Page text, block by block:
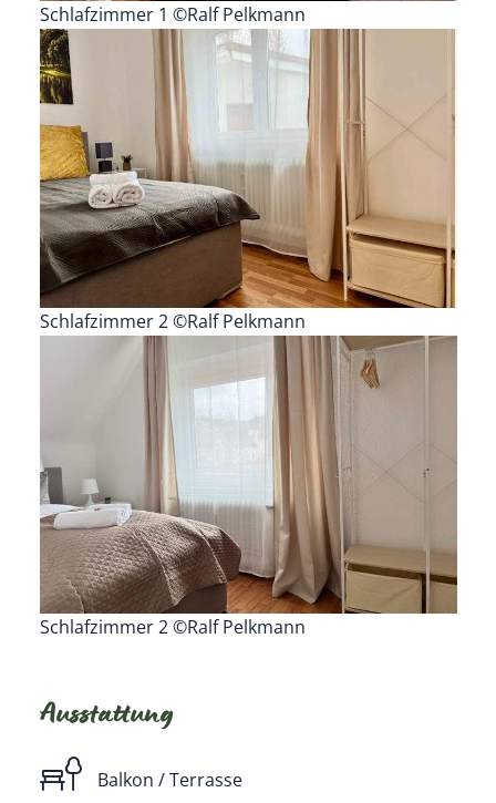
Ausstattung
Balkon / Terrasse
Schlafzimmer 1 ©Ralf Pelkmann
Schlafzimmer 2 ©Ralf Pelkmann
Schlafzimmer 2 ©Ralf Pelkmann